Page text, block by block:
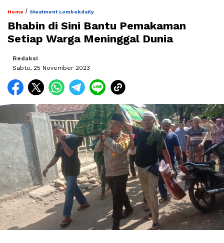
Home / Steatment Lombokdaily
Bhabin di Sini Bantu Pemakaman
Setiap Warga Meninggal Dunia
Redaksi
Sabtu, 25 November 2023